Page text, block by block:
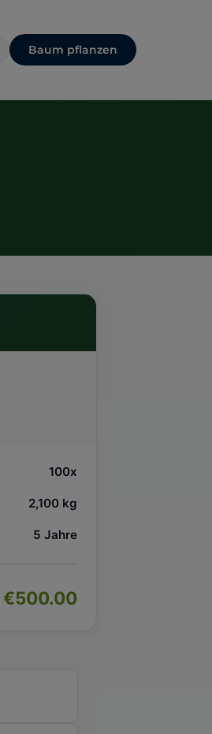
Baum pflanzen
100x
2,100 kg
5 Jahre
€500.00